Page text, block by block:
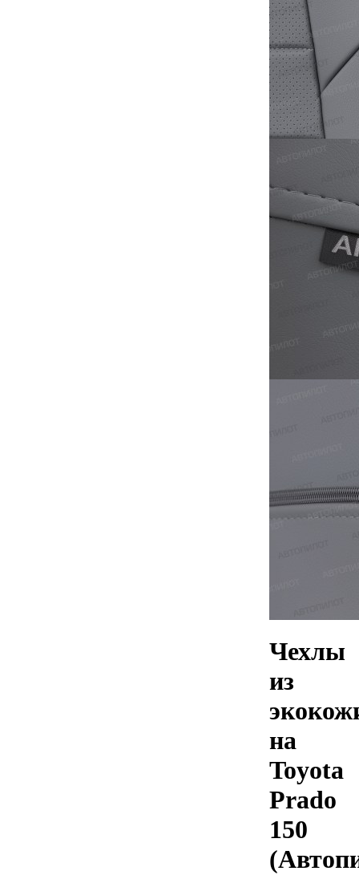
Чехлы
из
на
Toyota
Prado
150